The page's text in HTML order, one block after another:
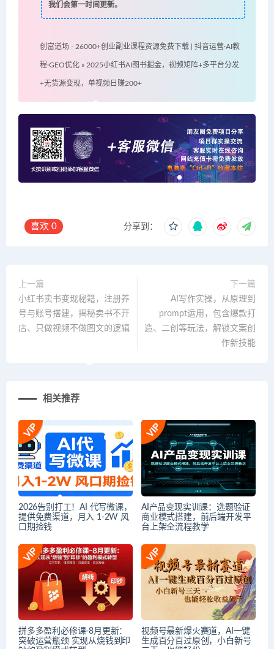
我们会第一时间更新。
创富道场 - 26000+创业副业课程资源免费下载 | 抖音运营·AI教
程·GEO优化 » 2025小红书AI图书掘金，视频矩阵+多平台分发
+无货源变现，单视频日赚200+
喜欢 0 分享到：
上一篇
小红书卖书变现秘籍，注册养
号与账号搭建，揭秘卖书不开
店、只做视频不做图文的逻辑
下一篇
AI写作实操，从原理到
prompt运用，包含爆款打
造、二创等玩法，解锁文案创
作新技能
相关推荐
2026告别打工！AI 代写微课，
提供免费渠道，月入 1-2W 风
口期捡钱
AI产品变现实训课：选题验证
商业模式搭建，前后端开发平
台上架全流程教学
拼多多盈利必修课-8月更新：
突破运营瓶颈 实现从烧钱到印
视频号最新爆火赛道，AI一键
生成百分百过原创，小白新号